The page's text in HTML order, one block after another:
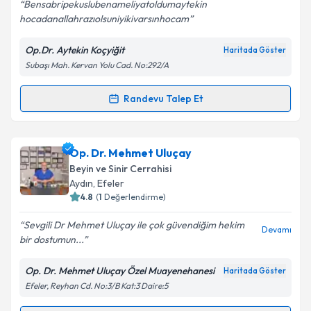
Bensabripekuslubenameliyatoldumaytekin
hocadanallahrazıolsuniyikivarsınhocam
Op.Dr. Aytekin Koçyiğit Haritada Göster
Subaşı Mah. Kervan Yolu Cad. No:292/A
Randevu Talep Et
Randevu Takvimi Talebi
Op. Dr. Aytekin Koçyiğitiçin randevu takvimi talebi
oluşturun. Size bu uzmandan randevu almanız için bir
takvim hazırlandığında e-posta ile bilgilendireceğiz.
Kişisel verilerimin işlenmesine ilişkin
Aydınlatma
Metni'ni okudum ve kişisel verilerimin belirtilen
kapsamda işlenmesini kabul ediyorum.
Op. Dr. Mehmet Uluçay
Beyin ve Sinir Cerrahisi
Aydın, Efeler
4.8 (1 Değerlendirme)
Sevgili Dr Mehmet Uluçay ile çok güvendiğim hekim
bir dostumun...
Devamı
Op. Dr. Mehmet Uluçay Özel Muayenehanesi Haritada Göster
Efeler, Reyhan Cd. No:3/B Kat:3 Daire:5